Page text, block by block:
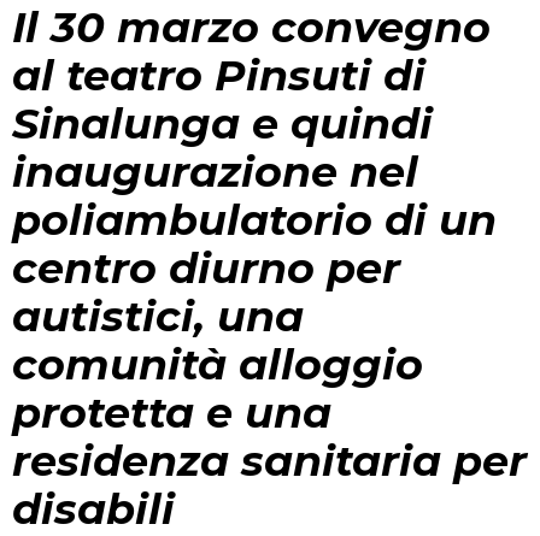
Il 30 marzo convegno
al teatro Pinsuti di
Sinalunga e quindi
inaugurazione nel
poliambulatorio di un
centro diurno per
autistici, una
comunità alloggio
protetta e una
residenza sanitaria per
disabili